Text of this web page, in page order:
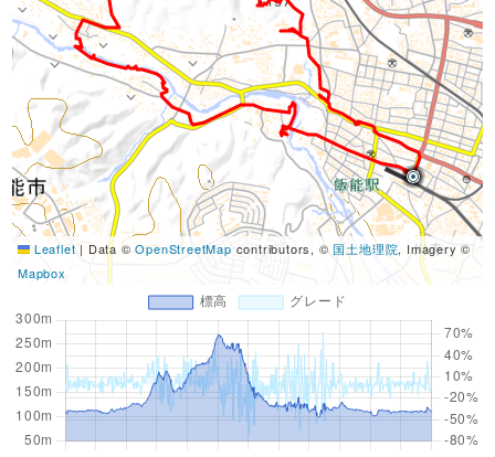
Leaflet |Data ©OpenStreetMap contributors, ©国土地理院 , Imagery ©
Mapbox